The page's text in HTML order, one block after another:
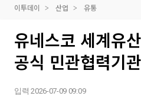
이투데이 산업 유통
유네스코 세계유
공식 민관협력기
입력 2026-07-09 09:09